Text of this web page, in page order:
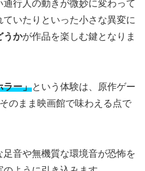
行人の動きが微妙に変わって
いたりといった小さな異変に
うかが作品を楽しむ鍵となりま
ラー」という体験は、原作ゲー
のまま映画館で味わえる点で
音や無機質な環境音が恐怖を